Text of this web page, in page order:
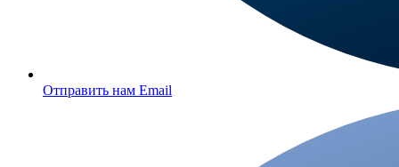
Отправить нам Email